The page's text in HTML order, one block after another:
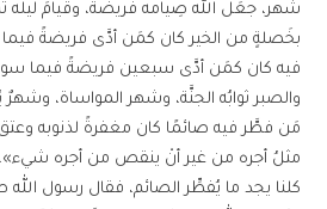
شهر، جعَل الله صِيامه فريضة، وقيامَ ليله
بخَصلةٍ من الخير كان كمَن أدَّى فريضةً
فيه كان كمَن أدَّى سبعين فريضةً فيما
والصبر ثوابُه الجنَّة، وشهر المواساة،
مَن فطَّر فيه صائمًا كان مغفرةً لذنوبه وعتق
مثلُ أجره من غير أنْ ينقص من أجره شيء»،
كلنا يجد ما يُفطِّر الصائم، فقال رسول الله